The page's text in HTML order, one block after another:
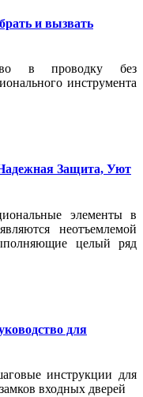
и вызвать
в проводку без
инструмента
Защита, Уют
элементы в
неотъемлемой
целый ряд
для
инструкции для
входных дверей